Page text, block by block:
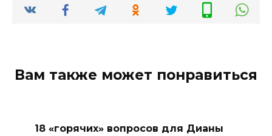
Вам также может понравиться
18 «горячих» вопросов для Дианы